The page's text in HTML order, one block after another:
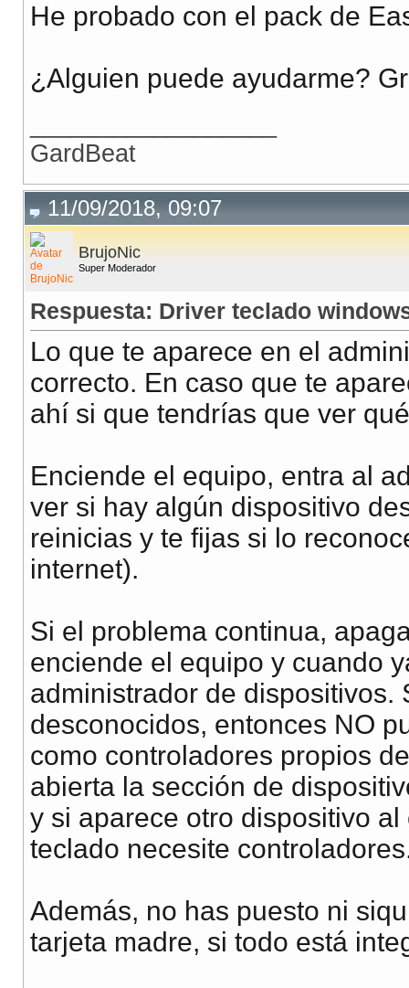
He probado con el pack de
¿Alguien puede ayudarme?
GardBeat
11/09/2018, 09:07
BrujoNic
Super Moderador
Respuesta: Driver teclado
Lo que te aparece en el
correcto. En caso que te
ahí si que tendrías que ver
Enciende el equipo, entra al
ver si hay algún dispositivo
reinicias y te fijas si lo
internet).
Si el problema continua,
enciende el equipo y cuando
administrador de dispositivos.
desconocidos, entonces NO
como controladores propios
abierta la sección de
y si aparece otro dispositivo
teclado necesite
Además, no has puesto ni
tarjeta madre, si todo está